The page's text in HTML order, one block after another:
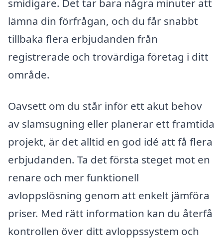
smidigare. Det tar bara några minuter att
lämna din förfrågan, och du får snabbt
tillbaka flera erbjudanden från
registrerade och trovärdiga företag i ditt
område.
Oavsett om du står inför ett akut behov
av slamsugning eller planerar ett framtida
projekt, är det alltid en god idé att få flera
erbjudanden. Ta det första steget mot en
renare och mer funktionell
avloppslösning genom att enkelt jämföra
priser. Med rätt information kan du återfå
kontrollen över ditt avloppssystem och